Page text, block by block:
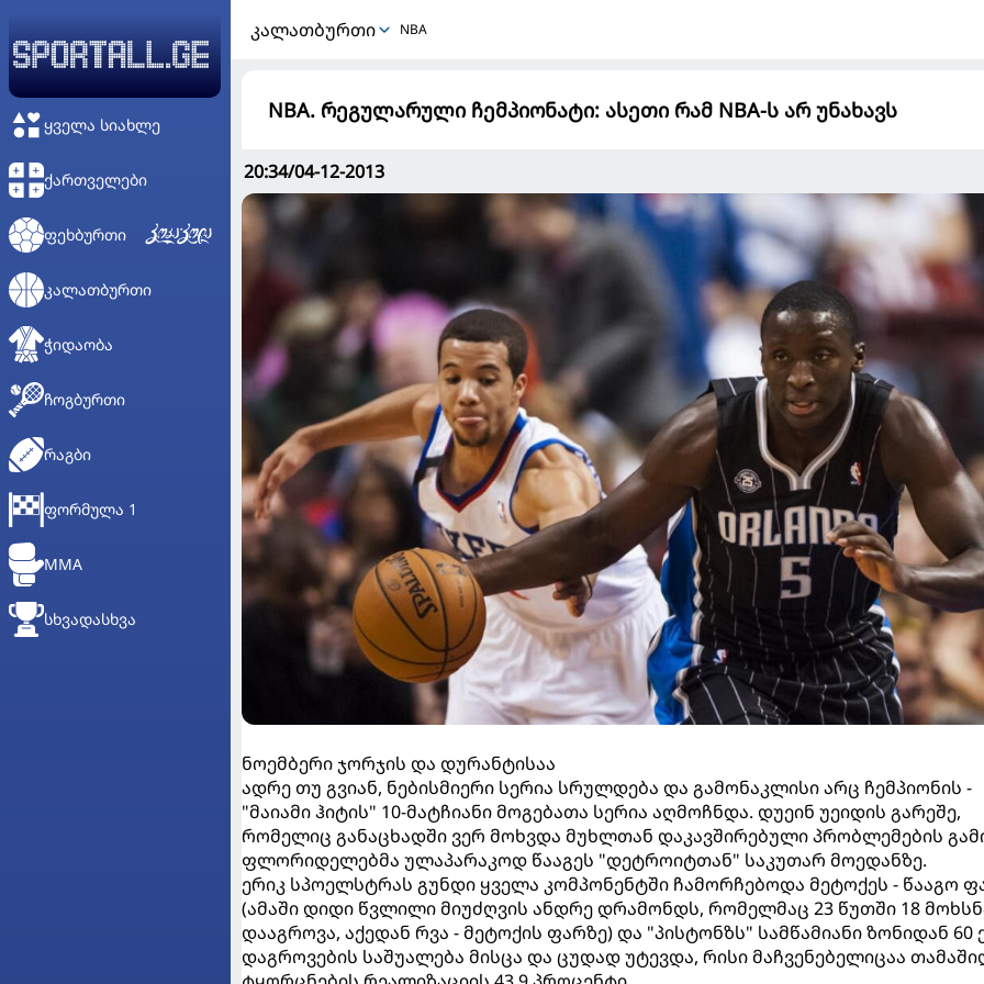
ᲧᲕᲔᲚᲐ ᲡᲘᲐᲮᲚᲔ
ᲥᲐᲠᲗᲕᲔᲚᲔᲑᲘ
ᲤᲔᲮᲑᲣᲠᲗᲘ
ᲙᲐᲚᲐᲗᲑᲣᲠᲗᲘ
ᲭᲘᲓᲐᲝᲑᲐ
ᲩᲝᲒᲑᲣᲠᲗᲘ
ᲠᲐᲒᲑᲘ
ᲤᲝᲠᲛᲣᲚᲐ 1
MMA
ᲡᲮᲕᲐᲓᲐᲡᲮᲕᲐ
ᲙᲐᲚᲐᲗᲑᲣᲠᲗᲘ NBA
NBA. რეგულარული ჩემპიონატი: ასეთი რამ NBA-ს არ უნახავს
20:34/04-12-2013
ნოემბერი ჯორჯის და დურანტისაა
ადრე თუ გვიან, ნებისმიერი სერია სრულდება და გამონაკლისი არც ჩემპიონის -
"მაიამი ჰიტის" 10-მატჩიანი მოგებათა სერია აღმოჩნდა. დუეინ უეიდის გარეშე,
რომელიც განაცხადში ვერ მოხვდა მუხლთან დაკავშირებული პრობლემების
ფლორიდელებმა ულაპარაკოდ წააგეს "დეტროიტთან" საკუთარ მოედანზე.
ერიკ სპოელსტრას გუნდი ყველა კომპონენტში ჩამორჩებოდა მეტოქეს - წააგო
(ამაში დიდი წვლილი მიუძღვის ანდრე დრამონდს, რომელმაც 23 წუთში 18
დააგროვა, აქედან რვა - მეტოქის ფარზე) და "პისტონზს" სამწამიანი ზონიდან 60
დაგროვების საშუალება მისცა და ცუდად უტევდა, რისი მაჩვენებელიცაა